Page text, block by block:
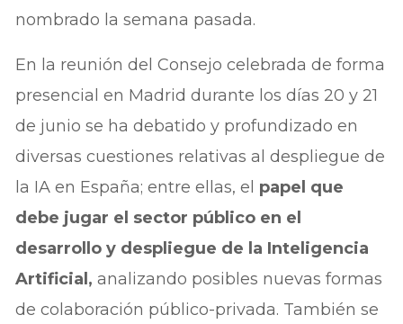
nombrado la semana pasada.
En la reunión del Consejo celebrada de forma
presencial en Madrid durante los días 20 y 21
de junio se ha debatido y profundizado en
diversas cuestiones relativas al despliegue de
la IA en España; entre ellas, el papel que
debe jugar el sector público en el
desarrollo y despliegue de la Inteligencia
Artificial,analizando posibles nuevas formas
de colaboración público-privada. También se